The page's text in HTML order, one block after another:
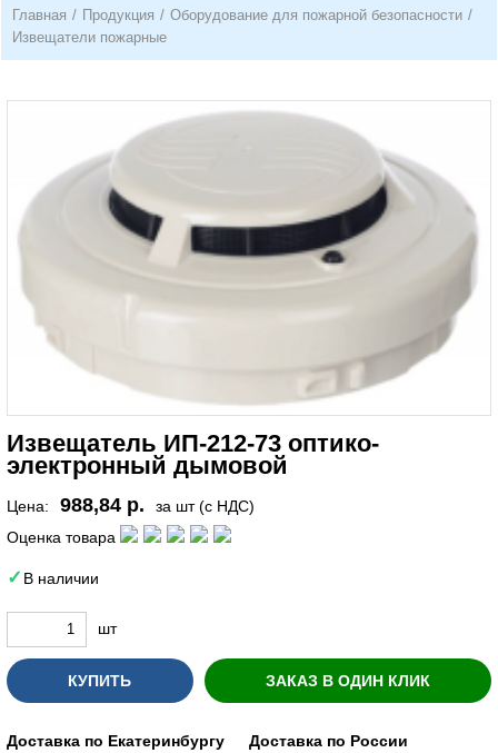
Главная / Продукция / Оборудование для пожарной безопасности /
Извещатели пожарные
Извещатель ИП-212-73 оптико-
электронный дымовой
Цена: 988,84 р.
за шт (с НДС)
Оценка товара
В наличии
шт
КУПИТЬ ЗАКАЗ В ОДИН КЛИК
Доставка по Екатеринбургу Доставка по России